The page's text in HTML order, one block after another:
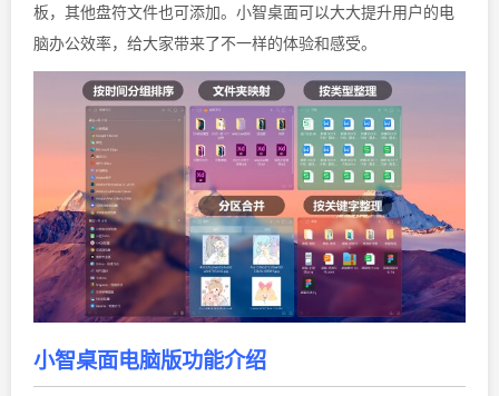
板，其他盘符文件也可添加。小智桌面可以大大提升用户的电
脑办公效率，给大家带来了不一样的体验和感受。
小智桌面电脑版功能介绍